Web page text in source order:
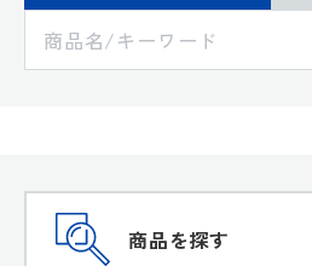
商品を探す